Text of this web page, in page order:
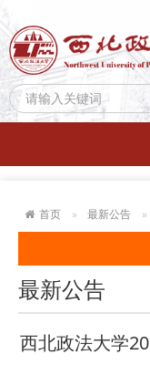
首页 最新公告
最新公告
西北政法大学